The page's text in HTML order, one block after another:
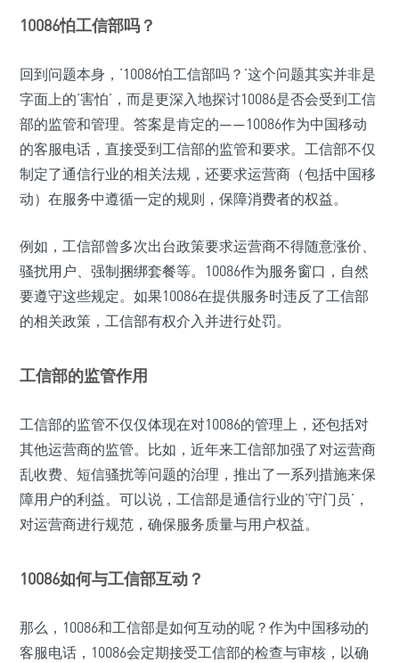
10086怕工信部吗？
回到问题本身，‘10086怕工信部吗？’这个问题其实并非是
字面上的‘害怕’，而是更深入地探讨10086是否会受到工信
部的监管和管理。答案是肯定的——10086作为中国移动
的客服电话，直接受到工信部的监管和要求。工信部不仅
制定了通信行业的相关法规，还要求运营商（包括中国移
动）在服务中遵循一定的规则，保障消费者的权益。
例如，工信部曾多次出台政策要求运营商不得随意涨价、
骚扰用户、强制捆绑套餐等。10086作为服务窗口，自然
要遵守这些规定。如果10086在提供服务时违反了工信部
的相关政策，工信部有权介入并进行处罚。
工信部的监管作用
工信部的监管不仅仅体现在对10086的管理上，还包括对
其他运营商的监管。比如，近年来工信部加强了对运营商
乱收费、短信骚扰等问题的治理，推出了一系列措施来保
障用户的利益。可以说，工信部是通信行业的‘守门员’，
对运营商进行规范，确保服务质量与用户权益。
10086如何与工信部互动？
那么，10086和工信部是如何互动的呢？作为中国移动的
客服电话，10086会定期接受工信部的检查与审核，以确